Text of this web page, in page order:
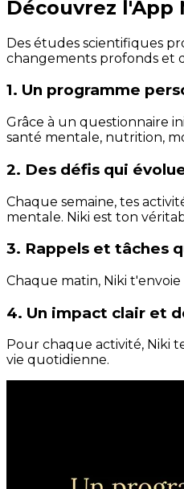
Découvrez l'App
Des études scientifiques
changements profonds et
1. Un programme
Grâce à un questionnaire
santé mentale, nutrition,
2. Des défis qui
Chaque semaine, tes
mentale. Niki est ton
3. Rappels et tâches
Chaque matin, Niki
4. Un impact clair et
Pour chaque activité, Niki
vie quotidienne.